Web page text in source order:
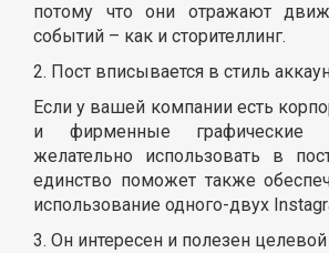
потому что они отражают
событий – как и сторителлинг.
2. Пост вписывается в стиль
Если у вашей компании есть
и фирменные графические
желательно использовать в
единство поможет также
использование одного-двух
3. Он интересен и полезен